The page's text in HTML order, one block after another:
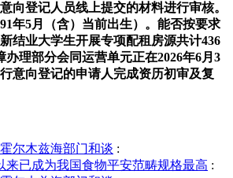
向登记人员线上提交的材料进行审核。
年5月（含）当前出生）。能否按要求
结业大学生开展专项配租房源共计436
办理部分会同运营单元正在2026年6月3
意向登记的申请人完成资历初审及复
尔木兹海部门和谈 :
来已成为我国食物平安范畴规格最高 :